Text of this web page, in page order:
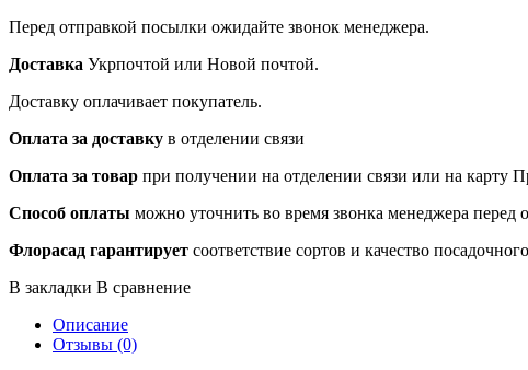
Перед отправкой посылки ожидайте звонок менеджера.
Доставка Укрпочтой или Новой почтой.
Доставку оплачивает покупатель.
Оплата за доставку в отделении связи
Оплата за товар при получении на отделении связи или на карту
Способ оплаты можно уточнить во время звонка менеджера перед
Флорасад гарантирует соответствие сортов и качество
В закладки В сравнение
Описание
Отзывы (0)